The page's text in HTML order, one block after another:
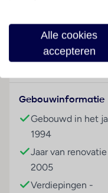
De 2 junior suites,
verdiepingen en zijn
In- en uitchecken
serviceaanbod
bagagedepot, een
ondersteuning bij
verblijf beschikt
rolstoelgebruikers.
Faciliteiten
Gebouwinformatie
Gebouwd in het
1994
Jaar van renovatie
2005
Verdiepingen -
Alle cookies
accepteren